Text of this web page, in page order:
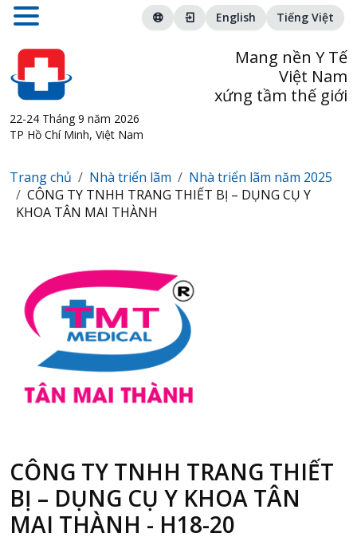
English Tiếng Việt
22-24 Tháng 9 năm 2026
TP Hồ Chí Minh, Việt Nam
Mang nền Y Tế
Việt Nam
xứng tầm thế giới
Trang chủ Nhà triển lãm
Nhà triển lãm năm 2025
CÔNG TY TNHH TRANG THIẾT BỊ – DỤNG CỤ Y
KHOA TÂN MAI THÀNH
CÔNG TY TNHH TRANG THIẾT
BỊ – DỤNG CỤ Y KHOA TÂN
MAI THÀNH - H18-20